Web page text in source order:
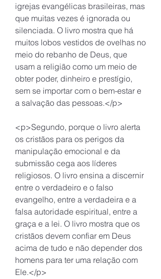
igrejas evangélicas brasileiras, mas
que muitas vezes é ignorada ou
silenciada. O livro mostra que há
muitos lobos vestidos de ovelhas no
meio do rebanho de Deus, que
usam a religião como um meio de
obter poder, dinheiro e prestígio,
sem se importar com o bem-estar e
a salvação das pessoas.</p>
<p>Segundo, porque o livro alerta
os cristãos para os perigos da
manipulação emocional e da
submissão cega aos líderes
religiosos. O livro ensina a discernir
entre o verdadeiro e o falso
evangelho, entre a verdadeira e a
falsa autoridade espiritual, entre a
graça e a lei. O livro mostra que os
cristãos devem confiar em Deus
acima de tudo e não depender dos
homens para ter uma relação com
Ele.</p>